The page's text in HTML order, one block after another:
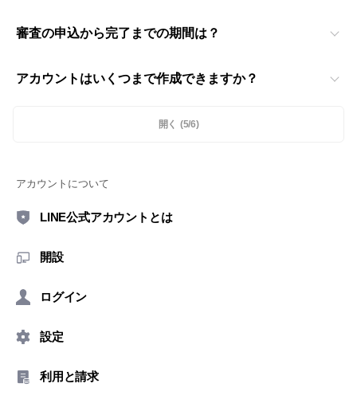
審査の申込から完了までの期間は？
アカウントはいくつまで作成できますか？
開く (5/6)
アカウントについて
LINE公式アカウントとは
開設
ログイン
設定
利用と請求